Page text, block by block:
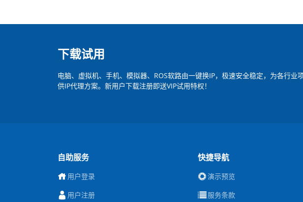
下载试用
电脑、虚拟机、手机、模拟器、ROS软路由一键换IP，极速安全稳定，为各行业
供IP代理方案。新用户下载注册即送VIP试用特权！
自助服务
用户登录
用户注册
快捷导航
演示预览
服务条款